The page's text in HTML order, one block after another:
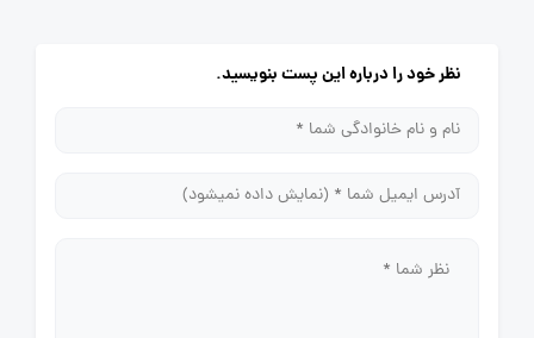
نظر خود را درباره این پست بنویسید.